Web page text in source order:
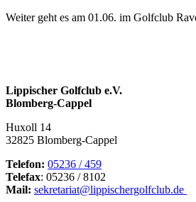
Weiter geht es am 01.06. im Golfclub
Lippischer Golfclub e.V.
Blomberg-Cappel
Huxoll 14
32825 Blomberg-Cappel
Telefon: 05236 / 459
Telefax: 05236 / 8102
Mail: sekretariat@lippischergolfclub.de